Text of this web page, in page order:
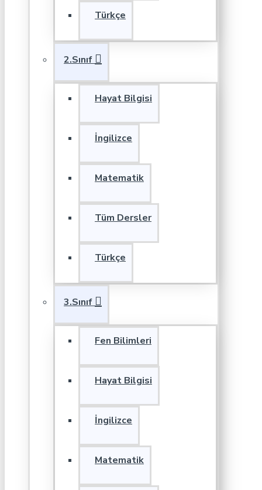
Türkçe
2.Sınıf
Hayat Bilgisi
İngilizce
Matematik
Tüm Dersler
Türkçe
3.Sınıf
Fen Bilimleri
Hayat Bilgisi
İngilizce
Matematik